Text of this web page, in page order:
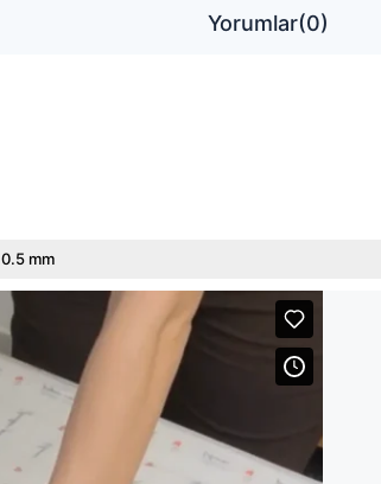
Yorumlar(0)
0.5 mm